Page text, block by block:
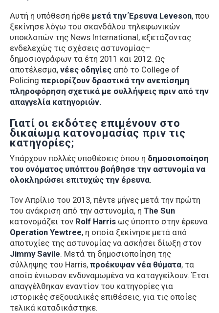
Αυτή η υπόθεση ήρθε μετά την Έρευνα Leveson, που
ξεκίνησε λόγω του σκανδάλου τηλεφωνικών
υποκλοπών της News International, εξετάζοντας
ενδελεχώς τις σχέσεις αστυνομίας–
δημοσιογράφων τα έτη 2011 και 2012. Ως
αποτέλεσμα, νέες οδηγίες από το College of
Policing περιορίζουν δραστικά την ανεπίσημη
πληροφόρηση σχετικά με συλλήψεις πριν από την
απαγγελία κατηγοριών.
Γιατί οι εκδότες επιμένουν στο
δικαίωμα κατονομασίας πριν τις
κατηγορίες;
Υπάρχουν πολλές υποθέσεις όπου η δημοσιοποίηση
του ονόματος υπόπτου βοήθησε την αστυνομία να
ολοκληρώσει επιτυχώς την έρευνα.
Τον Απρίλιο του 2013, πέντε μήνες μετά την πρώτη
του ανάκριση από την αστυνομία, η The Sun
κατονομάζει τον Rolf Harris ως ύποπτο στην έρευνα
Operation Yewtree, η οποία ξεκίνησε μετά από
αποτυχίες της αστυνομίας να ασκήσει δίωξη στον
Jimmy Savile. Μετά τη δημοσιοποίηση της
σύλληψης του Harris, προέκυψαν νέα θύματα, τα
οποία ένιωσαν ενδυναμωμένα να καταγγείλουν. Έτσι
απαγγέλθηκαν εναντίον του κατηγορίες για
ιστορικές σεξουαλικές επιθέσεις, για τις οποίες
τελικά καταδικάστηκε.